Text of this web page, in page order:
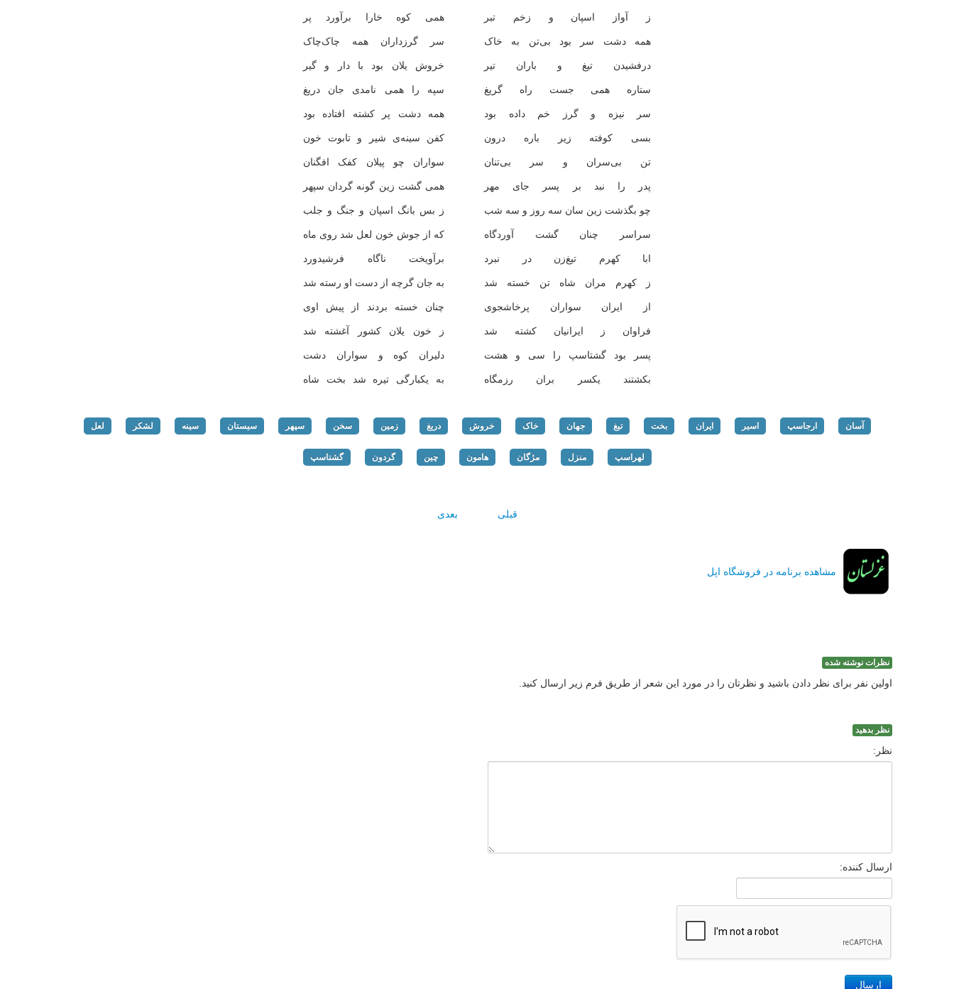
ز آواز اسپان و زخم تبر همی کوه خارا برآورد پر
همه دشت سر بود بی‌تن به خاک سر گرزداران همه چاک‌چاک
درفشیدن تیغ و باران تیر خروش یلان بود با دار و گیر
ستاره همی جست راه گریغ سپه را همی نامدی جان دریغ
سر نیزه و گرز خم داده بود همه دشت پر کشته افتاده بود
بسی کوفته زیر باره درون کفن سینه‌ی شیر و تابوت خون
تن بی‌سران و سر بی‌تنان سواران چو پیلان کفک افگنان
پدر را نبد بر پسر جای مهر همی گشت زین گونه گردان سپهر
چو بگذشت زین سان سه روز و سه شب ز بس بانگ اسپان و جنگ و جلب
سراسر چنان گشت آوردگاه که از جوش خون لعل شد روی ماه
ابا کهرم تیغ‌زن در نبرد برآویخت ناگاه فرشیدورد
ز کهرم مران شاه تن خسته شد به جان گرچه از دست او رسته شد
از ایران سواران پرخاشجوی چنان خسته بردند از پیش اوی
فراوان ز ایرانیان کشته شد ز خون یلان کشور آغشته شد
پسر بود گشتاسپ را سی و هشت دلیران کوه و سواران دشت
بکشتند یکسر بران رزمگاه به یکبارگی تیره شد بخت شاه
آسان ارجاسپ اسیر ایران بخت تیغ جهان خاک خروش دریغ زمین سخن سپهر سیستان سینه لشکر لعل
لهراسپ منزل مژگان هامون چین گردون گشتاسپ
قبلی بعدی
مشاهده برنامه در فروشگاه اپل
نظرات نوشته شده
اولین نفر برای نظر دادن باشید و نظرتان را در مورد این شعر از طریق فرم زیر ارسال کنید.
نظر بدهید
نظر:
ارسال کننده:
ارسال